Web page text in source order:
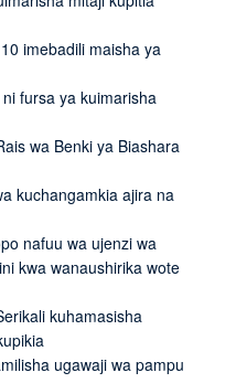
imebadili maisha ya
fursa ya kuimarisha
wa Benki ya Biashara
kuchangamkia ajira na
nafuu wa ujenzi wa
kwa wanaushirika wote
kuhamasisha
ugawaji wa pampu